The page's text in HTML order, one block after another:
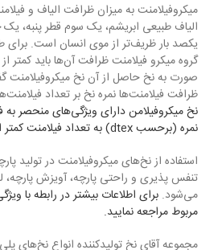
میکروفیلامنت به میزان ظرافت الیاف و
الیاف طبیعی ابریشم، یک سوم قطر پنبه،
یکصد بار ظریف‌تر از موی انسان است. برای
صورت به نخ حاصل از آن نخ میکروفیلامنت
ظرافت فیلامنت‌ها نمره نخ بر تعداد
نخ میکروفیلامن دارای ویژگی‌های منحصر
نمره (برحسب dtex) به تعداد فیلامنت کمتر از 0.3 است.
استفاده از نخ‌های میکروفیلامنت در تولید
تنفس پذیری و راحتی پارچه، آویزش
می‌شود. برای اطلاعات بیشتر در رابطه با
مربوط مراجعه نمایید.
مجموعه آقای نخ تولیدکننده انواع نخ‌های